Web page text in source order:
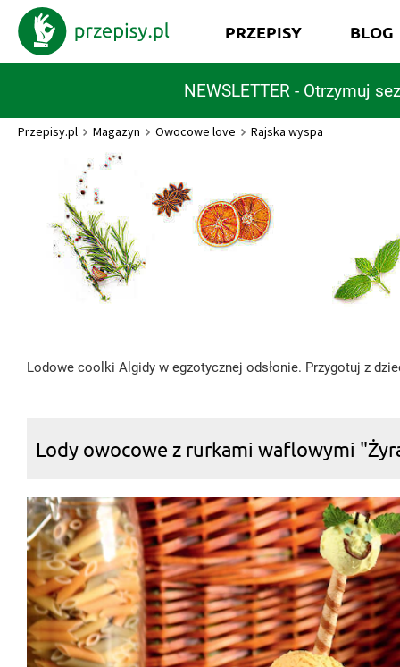
NEWSLETTER - Otrzymuj
PRZEPISY BLOG
Przepisy.pl Magazyn Owocowe love Rajska wyspa
Lodowe coolki Algidy w egzotycznej odsłonie. Przygotuj z
Lody owocowe z rurkami waflowymi